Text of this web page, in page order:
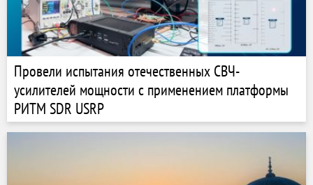
Провели испытания отечественных СВЧ-
усилителей мощности с применением платформы
РИТМ SDR USRP